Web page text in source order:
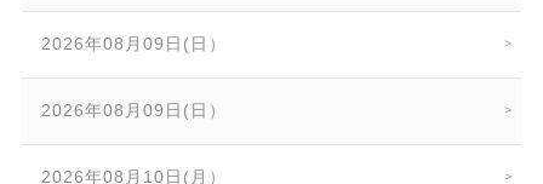
2026年08月09日(日）
2026年08月09日(日）
2026年08月10日(月）